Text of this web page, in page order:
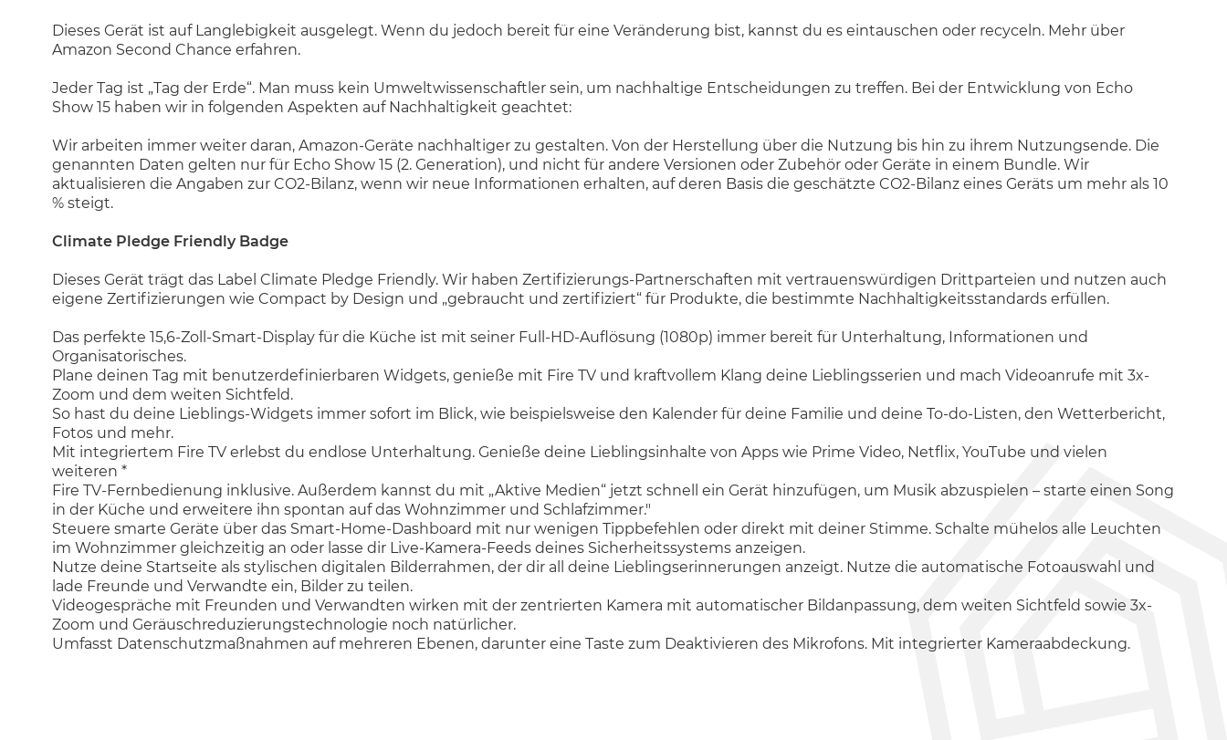
Dieses Gerät ist auf Langlebigkeit ausgelegt. Wenn du jedoch bereit für eine Veränderung bist, kannst du es eintauschen oder recyceln. Mehr über
Amazon Second Chance erfahren.
Jeder Tag ist „Tag der Erde“. Man muss kein Umweltwissenschaftler sein, um nachhaltige Entscheidungen zu treffen. Bei der Entwicklung von Echo
Show 15 haben wir in folgenden Aspekten auf Nachhaltigkeit geachtet:
Wir arbeiten immer weiter daran, Amazon-Geräte nachhaltiger zu gestalten. Von der Herstellung über die Nutzung bis hin zu ihrem Nutzungsende. Die
genannten Daten gelten nur für Echo Show 15 (2. Generation), und nicht für andere Versionen oder Zubehör oder Geräte in einem Bundle. Wir
aktualisieren die Angaben zur CO2-Bilanz, wenn wir neue Informationen erhalten, auf deren Basis die geschätzte CO2-Bilanz eines Geräts um mehr als 10
% steigt.
Climate Pledge Friendly Badge
Dieses Gerät trägt das Label Climate Pledge Friendly. Wir haben Zertifizierungs-Partnerschaften mit vertrauenswürdigen Drittparteien und nutzen auch
eigene Zertifizierungen wie Compact by Design und „gebraucht und zertifiziert“ für Produkte, die bestimmte Nachhaltigkeitsstandards erfüllen.
Das perfekte 15,6-Zoll-Smart-Display für die Küche ist mit seiner Full-HD-Auflösung (1080p) immer bereit für Unterhaltung, Informationen und
Organisatorisches.
Plane deinen Tag mit benutzerdefinierbaren Widgets, genieße mit Fire TV und kraftvollem Klang deine Lieblingsserien und mach Videoanrufe mit 3x-
Zoom und dem weiten Sichtfeld.
So hast du deine Lieblings-Widgets immer sofort im Blick, wie beispielsweise den Kalender für deine Familie und deine To-do-Listen, den Wetterbericht,
Fotos und mehr.
Mit integriertem Fire TV erlebst du endlose Unterhaltung. Genieße deine Lieblingsinhalte von Apps wie Prime Video, Netflix, YouTube und vielen
weiteren *
Fire TV-Fernbedienung inklusive. Außerdem kannst du mit „Aktive Medien“ jetzt schnell ein Gerät hinzufügen, um Musik abzuspielen – starte einen Song
in der Küche und erweitere ihn spontan auf das Wohnzimmer und Schlafzimmer."
Steuere smarte Geräte über das Smart-Home-Dashboard mit nur wenigen Tippbefehlen oder direkt mit deiner Stimme. Schalte mühelos alle Leuchten
im Wohnzimmer gleichzeitig an oder lasse dir Live-Kamera-Feeds deines Sicherheitssystems anzeigen.
Nutze deine Startseite als stylischen digitalen Bilderrahmen, der dir all deine Lieblingserinnerungen anzeigt. Nutze die automatische Fotoauswahl und
lade Freunde und Verwandte ein, Bilder zu teilen.
Videogespräche mit Freunden und Verwandten wirken mit der zentrierten Kamera mit automatischer Bildanpassung, dem weiten Sichtfeld sowie 3x-
Zoom und Geräuschreduzierungstechnologie noch natürlicher.
Umfasst Datenschutzmaßnahmen auf mehreren Ebenen, darunter eine Taste zum Deaktivieren des Mikrofons. Mit integrierter Kameraabdeckung.